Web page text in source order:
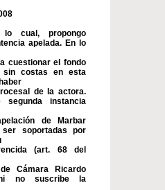
cual, propongo
apelada. En lo
cuestionar el fondo
sin costas en esta
de la actora.
instancia
de Marbar
ser soportadas por
(art. 68 del
Cámara Ricardo
no suscribe la